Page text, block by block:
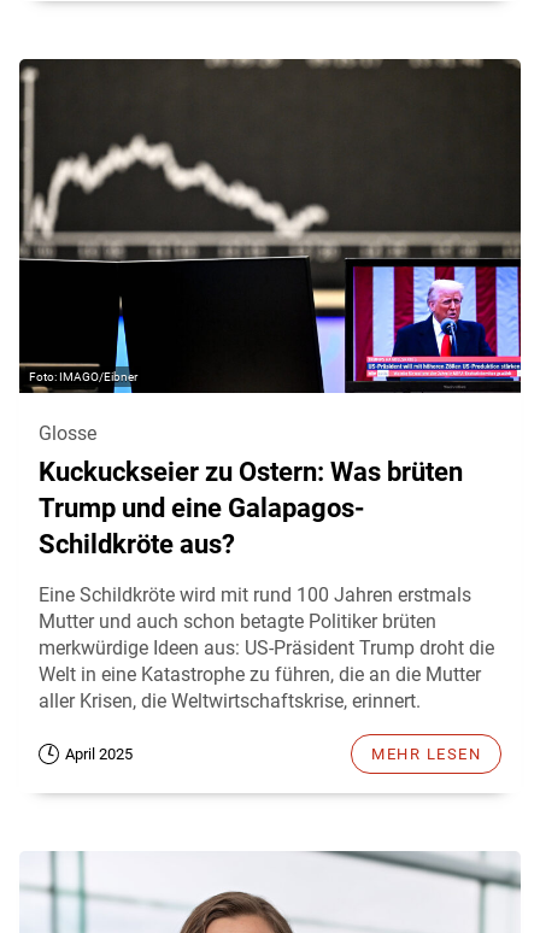
IMAGO/Eibner
Glosse
Kuckuckseier zu Ostern: Was brüten
Trump und eine Galapagos-
Schildkröte aus?
Eine Schildkröte wird mit rund 100 Jahren erstmals
Mutter und auch schon betagte Politiker brüten
merkwürdige Ideen aus: US-Präsident Trump droht die
Welt in eine Katastrophe zu führen, die an die Mutter
aller Krisen, die Weltwirtschaftskrise, erinnert.
April 2025 MEHR LESEN